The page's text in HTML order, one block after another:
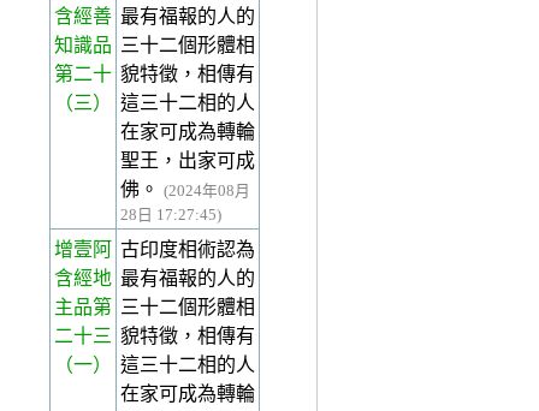
含經善
知識品
第二十
（三）
最有福報的人的
三十二個形體相
貌特徵，相傳有
這三十二相的人
在家可成為轉輪
聖王，出家可成
佛。
(2024年08月
28日 17:27:45)
增壹阿
含經地
主品第
二十三
（一）
古印度相術認為
最有福報的人的
三十二個形體相
貌特徵，相傳有
這三十二相的人
在家可成為轉輪